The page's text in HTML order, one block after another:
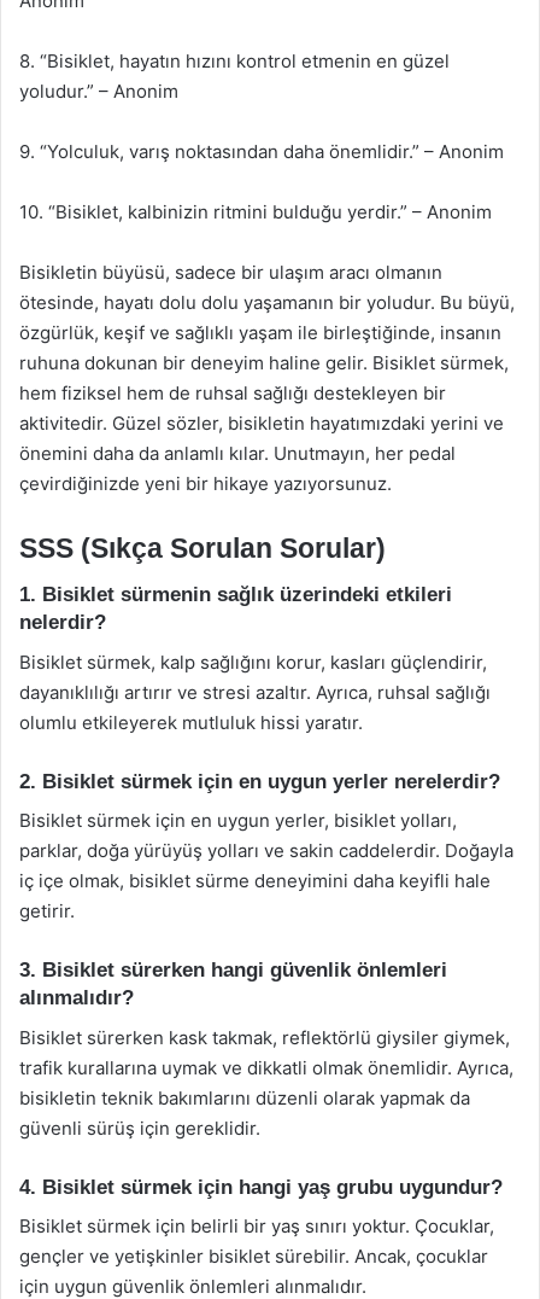
8. “Bisiklet, hayatın hızını kontrol etmenin en güzel
yoludur.” – Anonim
9. “Yolculuk, varış noktasından daha önemlidir.” – Anonim
10. “Bisiklet, kalbinizin ritmini bulduğu yerdir.” – Anonim
Bisikletin büyüsü, sadece bir ulaşım aracı olmanın
ötesinde, hayatı dolu dolu yaşamanın bir yoludur. Bu büyü,
özgürlük, keşif ve sağlıklı yaşam ile birleştiğinde, insanın
ruhuna dokunan bir deneyim haline gelir. Bisiklet sürmek,
hem fiziksel hem de ruhsal sağlığı destekleyen bir
aktivitedir. Güzel sözler, bisikletin hayatımızdaki yerini ve
önemini daha da anlamlı kılar. Unutmayın, her pedal
çevirdiğinizde yeni bir hikaye yazıyorsunuz.
SSS (Sıkça Sorulan Sorular)
1. Bisiklet sürmenin sağlık üzerindeki etkileri
nelerdir?
Bisiklet sürmek, kalp sağlığını korur, kasları güçlendirir,
dayanıklılığı artırır ve stresi azaltır. Ayrıca, ruhsal sağlığı
olumlu etkileyerek mutluluk hissi yaratır.
2. Bisiklet sürmek için en uygun yerler nerelerdir?
Bisiklet sürmek için en uygun yerler, bisiklet yolları,
parklar, doğa yürüyüş yolları ve sakin caddelerdir. Doğayla
iç içe olmak, bisiklet sürme deneyimini daha keyifli hale
getirir.
3. Bisiklet sürerken hangi güvenlik önlemleri
alınmalıdır?
Bisiklet sürerken kask takmak, reflektörlü giysiler giymek,
trafik kurallarına uymak ve dikkatli olmak önemlidir. Ayrıca,
bisikletin teknik bakımlarını düzenli olarak yapmak da
güvenli sürüş için gereklidir.
4. Bisiklet sürmek için hangi yaş grubu uygundur?
Bisiklet sürmek için belirli bir yaş sınırı yoktur. Çocuklar,
gençler ve yetişkinler bisiklet sürebilir. Ancak, çocuklar
için uygun güvenlik önlemleri alınmalıdır.